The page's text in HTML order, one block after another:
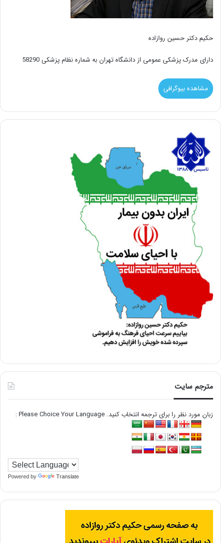
حکیم دکتر حسین روازاده
دارای مدرک پزشکی عمومی از دانشگاه تهران به شماره نظام پزشکی 58290
مشاهده بیوگرافی
مترجم سایت
زبان مورد نظر را برای ترجمه انتخاب کنید. Please Choice Your Language :
Powered by Translate